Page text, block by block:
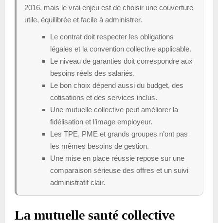
2016, mais le vrai enjeu est de choisir une couverture
utile, équilibrée et facile à administrer.
Le contrat doit respecter les obligations
légales et la convention collective applicable.
Le niveau de garanties doit correspondre aux
besoins réels des salariés.
Le bon choix dépend aussi du budget, des
cotisations et des services inclus.
Une mutuelle collective peut améliorer la
fidélisation et l’image employeur.
Les TPE, PME et grands groupes n’ont pas
les mêmes besoins de gestion.
Une mise en place réussie repose sur une
comparaison sérieuse des offres et un suivi
administratif clair.
La mutuelle santé collective